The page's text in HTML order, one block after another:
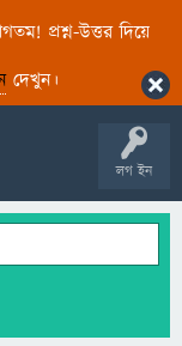
প্রশ্ন-উত্তর দিয়ে
দেখুন।
লগ ইন